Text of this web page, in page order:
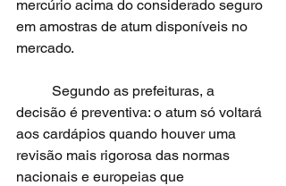
mercúrio acima do considerado seguro
em amostras de atum disponíveis no
mercado.
decisão é preventiva: o atum só voltará
aos cardápios quando houver uma
revisão mais rigorosa das normas
nacionais e europeias que